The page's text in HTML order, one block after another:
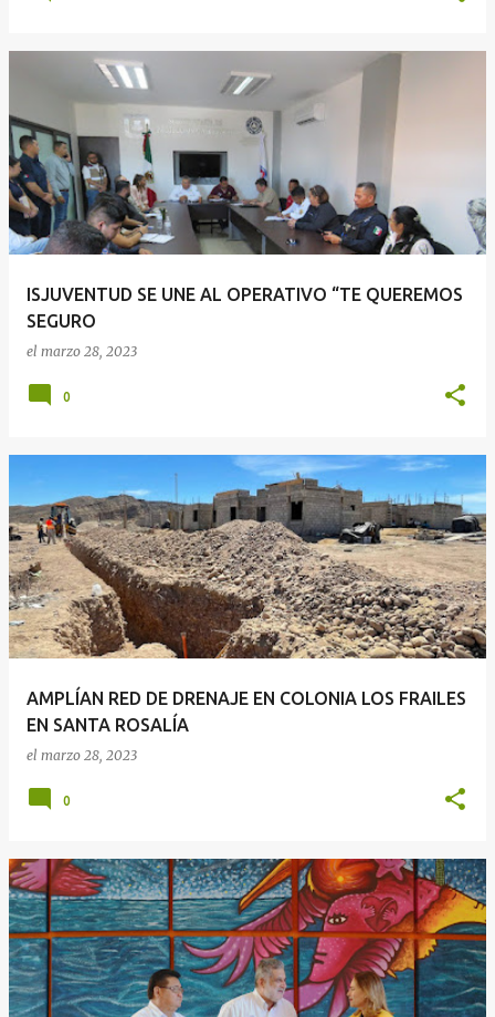
ISJUVENTUD SE UNE AL OPERATIVO “TE QUEREMOS
SEGURO
el marzo 28, 2023
0
AMPLÍAN RED DE DRENAJE EN COLONIA LOS FRAILES
EN SANTA ROSALÍA
el marzo 28, 2023
0